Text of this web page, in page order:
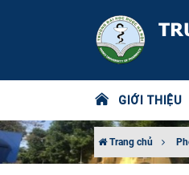
GIỚI THIỆU
Trang chủ